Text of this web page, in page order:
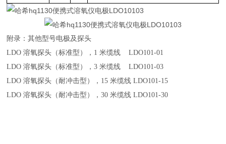
附录：其他型号电极及探头
LDO 溶氧探头（标准型），1 米缆线 LDO101-01
LDO 溶氧探头（标准型），3 米缆线 LDO101-03
LDO 溶氧探头（耐冲击型），15 米缆线 LDO101-15
LDO 溶氧探头（耐冲击型），30 米缆线 LDO101-30